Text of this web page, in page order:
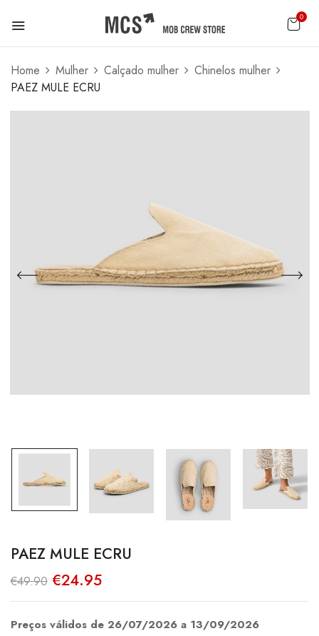
0
Home Mulher Calçado mulher
Chinelos mulher
PAEZ MULE ECRU
PAEZ MULE ECRU
€49.90 O
preço
original
€49.90.
€24.95Opreço
atual
€24.95.
Preços válidos de 26/07/2026 a 13/09/2026